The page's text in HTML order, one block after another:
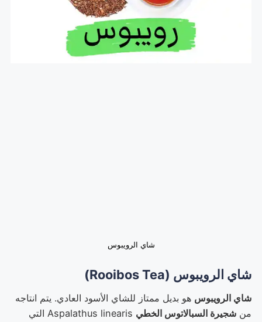
شاي الرويبوس
شاي الرويبوس (Rooibos Tea)
شاي الرويبوس هو بديل ممتاز للشاي الأسود العادي. يتم انتاجه
من شجيرة السبالاتوس الخطي
Aspalathus linearis التي